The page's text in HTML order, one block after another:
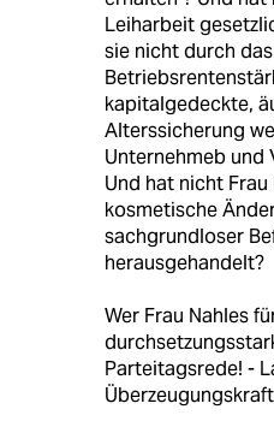
Leiharbeit
sie nicht durch das
kapitalgedeckte,
Alterssicherung
Unternehmeb und
Und hat nicht
kosmetische
sachgrundloser
herausgehandelt?
Wer Frau Nahles
Parteitagsrede! -